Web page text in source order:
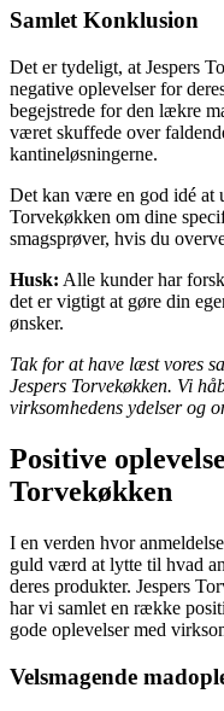
Samlet Konklusion
Det er tydeligt, at Jespers
negative oplevelser for
begejstrede for den lækre
været skuffede over
kantineløsningerne.
Det kan være en god idé at
Torvekøkken om dine
smagsprøver, hvis du
Husk: Alle kunder har
det er vigtigt at gøre din
ønsker.
Tak for at have læst vores
Jespers Torvekøkken. Vi
virksomhedens ydelser og
Positive
Torvekøkken
I en verden hvor
guld værd at lytte til hvad
deres produkter. Jespers
har vi samlet en række
gode oplevelser med
Velsmagende